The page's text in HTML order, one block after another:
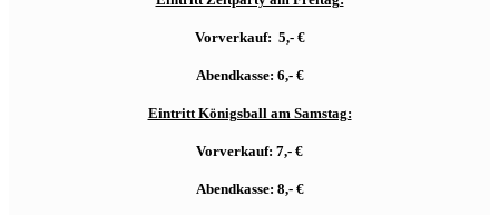
Vorverkauf: 5,- €
Abendkasse: 6,- €
Eintritt Königsball am Samstag:
Vorverkauf: 7,- €
Abendkasse: 8,- €